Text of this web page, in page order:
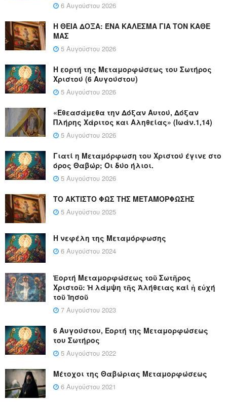
6 Αυγούστου 2026
Η ΘΕΙΑ ΔΟΞΑ: ΈΝΑ ΚΑΛΕΣΜΑ ΓΙΑ ΤΟΝ ΚΑΘΕ
ΜΑΣ
5 Αυγούστου 2026
Η εορτή της Μεταμορφώσεως του Σωτήρος
Χριστού (6 Αυγούστου)
5 Αυγούστου 2026
«Εθεασάμεθα την Δόξαν Αυτού, Δόξαν
Πλήρης Χάριτος και Αληθείας» (Ιωάν.1,14)
5 Αυγούστου 2026
Γιατί η Μεταμόρφωση του Χριστού έγινε στο
όρος Θαβώρ; Οι δύο ήλιοι.
5 Αυγούστου 2026
ΤΟ ΑΚΤΙΣΤΟ ΦΩΣ ΤΗΣ ΜΕΤΑΜΟΡΦΩΣΗΣ
5 Αυγούστου 2025
Η νεφέλη της Μεταμόρφωσης
6 Αυγούστου 2024
Ἑορτή Μεταμορφώσεως τοῦ Σωτῆρος
Χριστοῦ: Ἡ λάμψη τῆς Ἀλήθειας καί ἡ εὐχή
τοῦ Ἰησοῦ
7 Αυγούστου 2023
6 Αυγούστου, Εορτή της Μεταμορφώσεως
του Σωτήρος
5 Αυγούστου 2022
Μέτοχοι της Θαβώριας Μεταμορφώσεως
6 Αυγούστου 2021